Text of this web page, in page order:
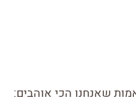
שאנחנו הכי אוהבים: